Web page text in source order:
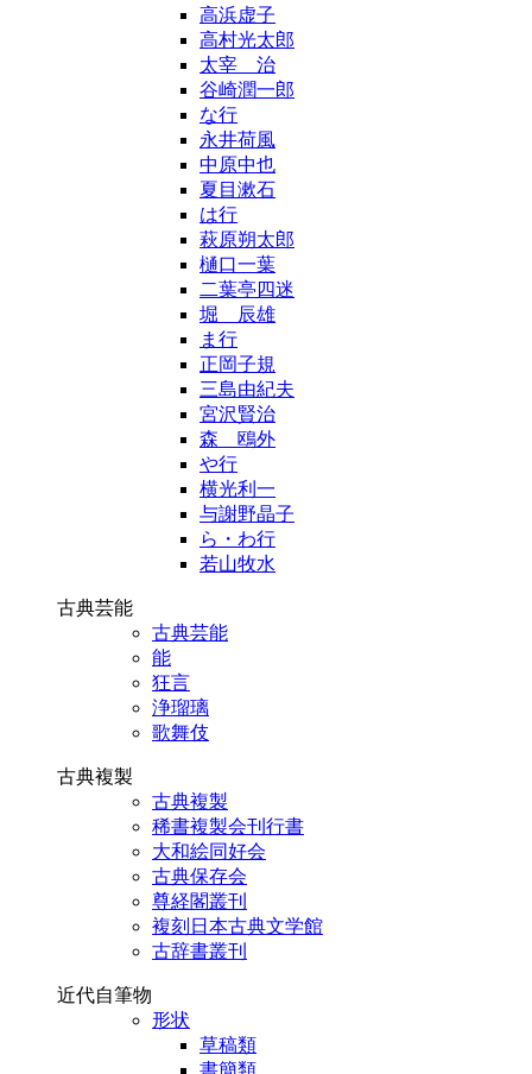
高浜虚子
高村光太郎
太宰 治
谷崎潤一郎
な行
永井荷風
中原中也
夏目漱石
は行
萩原朔太郎
樋口一葉
二葉亭四迷
堀 辰雄
ま行
正岡子規
三島由紀夫
宮沢賢治
森 鴎外
や行
横光利一
与謝野晶子
ら・わ行
若山牧水
古典芸能
古典芸能
能
狂言
浄瑠璃
歌舞伎
古典複製
古典複製
稀書複製会刊行書
大和絵同好会
古典保存会
尊経閣叢刊
複刻日本古典文学館
古辞書叢刊
近代自筆物
形状
草稿類